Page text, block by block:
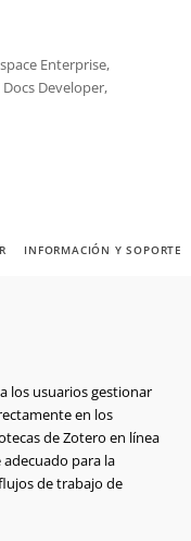
Enterprise,
Docs Developer,
INFORMACIÓN Y SOPORTE
los usuarios gestionar
en los
de Zotero en línea
para la
de trabajo de